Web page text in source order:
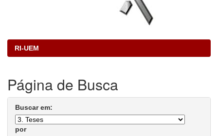
RI-UEM
Página de Busca
Buscar em:
por